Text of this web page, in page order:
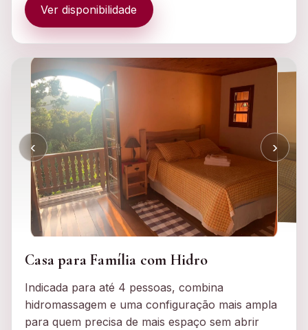
Ver disponibilidade
‹ ›
Casa para Família com Hidro
Indicada para até 4 pessoas, combina
hidromassagem e uma configuração mais ampla
para quem precisa de mais espaço sem abrir